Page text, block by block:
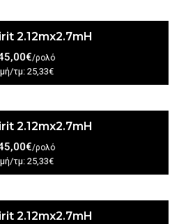
2.12mx2.7mH
/ρολό
τμ: 25,33€
2.12mx2.7mH
/ρολό
τμ: 25,33€
2.12mx2.7mH